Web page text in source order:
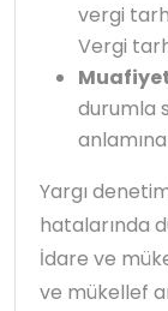
vergi
Vergi
durumla
Yargı
hatalarında
İdare ve
ve mükellef